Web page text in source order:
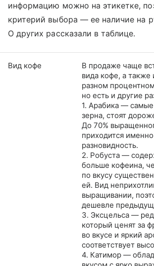
информацию можно на этикетке,
критерий выбора — ее наличие на
О других рассказали в таблице.
Вид кофе
В продаже чаще
вида кофе, а также
разном
но есть и другие
1. Арабика —
зерна, стоят
До 70%
приходится именно
разновидность.
2. Робуста —
больше кофеина,
по вкусу
ей. Вид
выращивании,
дешевле
3. Эксцельса —
который ценят за
во вкусе и яркий
соответствует
4. Катимор —